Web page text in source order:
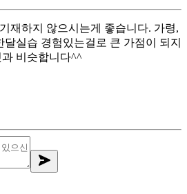
재하지 않으시는게 좋습니다. 가령,
실습 경험있는걸로 큰 가점이 되지
비슷합니다^^